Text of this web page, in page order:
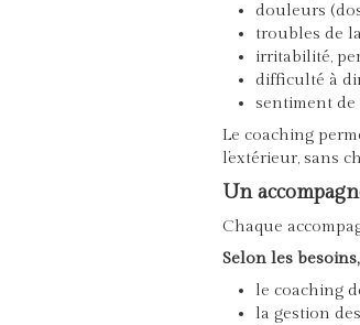
douleurs
troubles de
irritabilité,
difficulté à
sentiment de
Le coaching
l’extérieur, sans
Un
Chaque
Selon les besoins,
le coaching
la gestion